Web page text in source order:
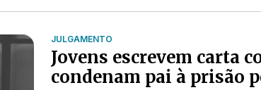
JULGAMENTO
Jovens escrevem carta
condenam pai à prisão